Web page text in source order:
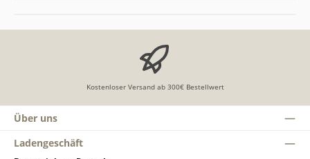
Kostenloser Versand ab 300€ Bestellwert
Über uns
Ladengeschäft